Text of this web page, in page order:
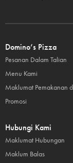
Domino’s Pizza
Pesanan Dalam Talian
Menu Kami
Maklumat Pemakanan
Promosi
Hubungi Kami
Maklumat Hubungan
Maklum Balas